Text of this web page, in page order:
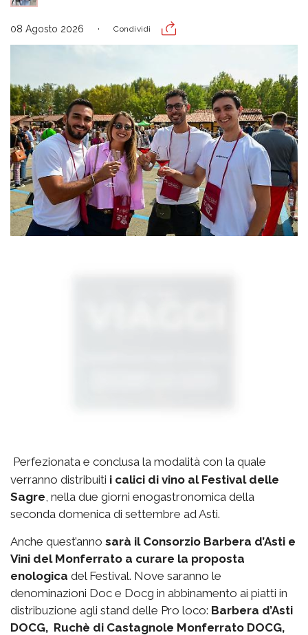
08 Agosto 2026 Condividi
Perfezionata e conclusa la modalità con la quale
verranno distribuiti i calici di vino al Festival delle
Sagre , nella due giorni enogastronomica della
seconda domenica di settembre ad Asti.
Anche quest’anno sarà il Consorzio Barbera d’Asti e
Vini del Monferrato a curare la proposta
enologica del Festival. Nove saranno le
denominazioni Doc e Docg in abbinamento ai piatti in
distribuzione agli stand delle Pro loco: Barbera d’Asti
DOCG, Ruchè di Castagnole Monferrato DOCG,